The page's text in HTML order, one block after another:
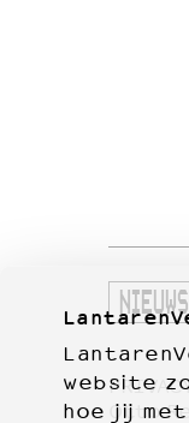
website
hoe jijOtto